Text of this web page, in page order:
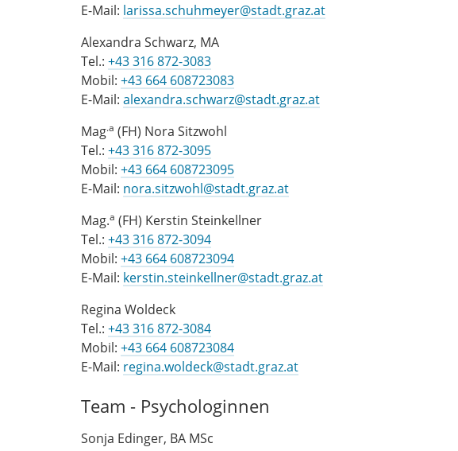
E-Mail: larissa.schuhmeyer@stadt.graz.at
Alexandra Schwarz, MA
Tel.: +43 316 872-3083
Mobil: +43 664 608723083
E-Mail: alexandra.schwarz@stadt.graz.at
Mag.a (FH) Nora Sitzwohl
Tel.: +43 316 872-3095
Mobil: +43 664 608723095
E-Mail: nora.sitzwohl@stadt.graz.at
Mag.a (FH) Kerstin Steinkellner
Tel.: +43 316 872-3094
Mobil: +43 664 608723094
E-Mail: kerstin.steinkellner@stadt.graz.at
Regina Woldeck
Tel.: +43 316 872-3084
Mobil: +43 664 608723084
E-Mail: regina.woldeck@stadt.graz.at
Team - Psychologinnen
Sonja Edinger, BA MSc